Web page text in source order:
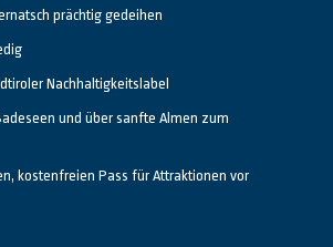
prächtig gedeihen
Nachhaltigkeitslabel
und über sanfte Almen zum
kostenfreien Pass für Attraktionen vor